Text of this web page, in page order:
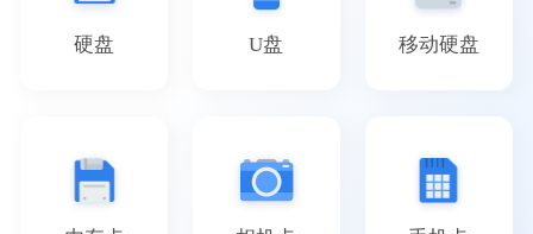
硬盘 U盘 移动硬盘